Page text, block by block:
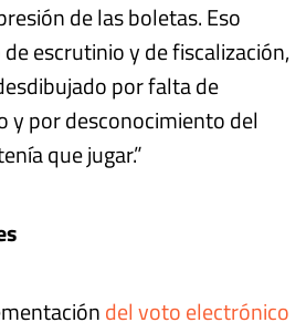
de las boletas. Eso
escrutinio y de fiscalización,
por falta de
y por desconocimiento del
que jugar.”
del voto electrónico